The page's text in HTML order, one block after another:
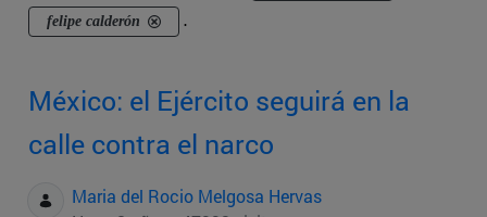
felipe calderón .
México: el Ejército seguirá en la
calle contra el narco
Maria del Rocio Melgosa Hervas